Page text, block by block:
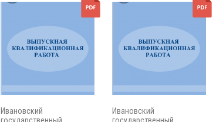
Ивановский
Ивановский